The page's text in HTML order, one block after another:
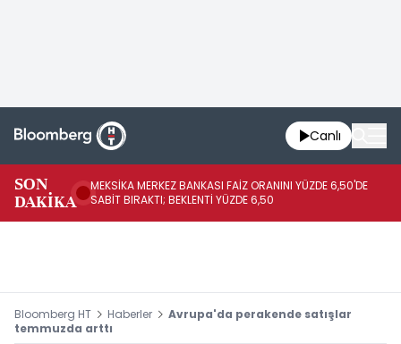
Canlı
SON
DAKİKA
MEKSİKA MERKEZ BANKASI FAİZ ORANINI YÜZDE 6,50'DE
SABİT BIRAKTI; BEKLENTİ YÜZDE 6,50
Bloomberg HT Haberler
Avrupa'da perakende satışlar
temmuzda arttı